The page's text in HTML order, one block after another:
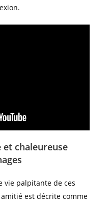
chaleureuse
vie palpitante de ces
est décrite comme